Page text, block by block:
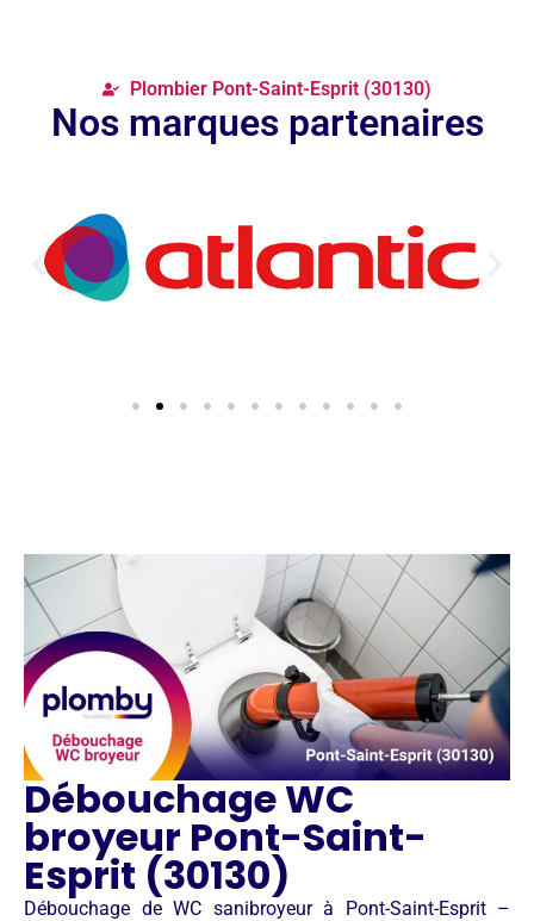
Plombier Pont-Saint-Esprit (30130)
Nos marques partenaires
Débouchage WC
broyeur Pont-Saint-
Esprit (30130)
Débouchage de WC sanibroyeur à Pont-Saint-Esprit –